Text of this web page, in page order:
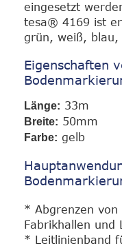
eingesetzt
tesa® 4169 ist
grün, weiß, blau,
Eigenschaften
Länge: 33m
Breite: 50mm
Farbe: gelb
* Abgrenzen von
Fabrikhallen und
* Leitlinienband